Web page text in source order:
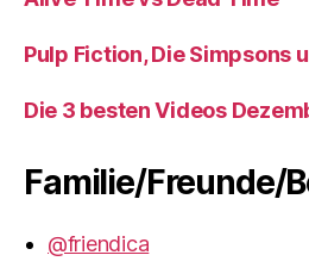
Pulp Fiction, Die Simpsons
Die 3 besten Videos
Familie/Freunde/
@friendica